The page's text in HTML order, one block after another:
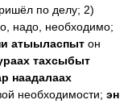
по делу; 2)
надо, необходимо;
атыыласпыт он
тахсыбыт
наадалаах
необходимости; эн